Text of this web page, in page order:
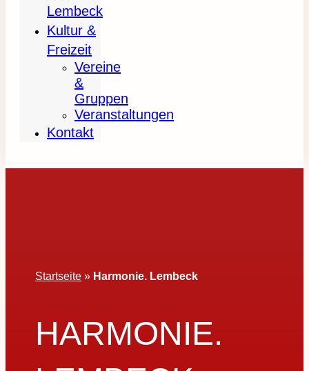
Lembeck
Kultur &
Freizeit
Vereine
&
Gruppen
Veranstaltungen
Kontakt
Startseite » Harmonie. Lembeck
HARMONIE.